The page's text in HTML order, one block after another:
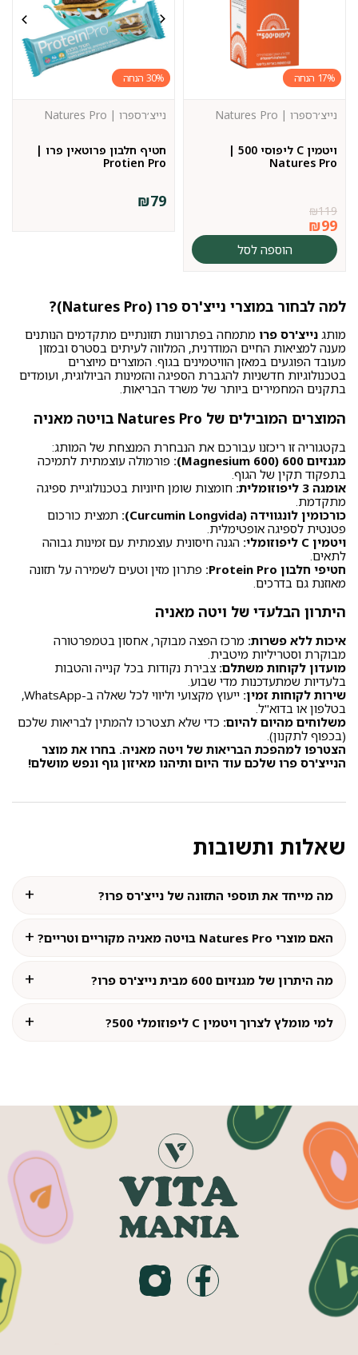
17%
ויטמין C ליפוסי 500 |
Natures Pro
נייצ׳רספרו | Natures Pro
₪119
₪99
הוספה לסל
30%
חטיף חלבון פרוטאין פרו |
Protien Pro
נייצ׳רספרו | Natures Pro
₪79
למה לבחור במוצרי נייצ'רס פרו (Natures Pro)?
מותג נייצ'רס פרו מתמחה בפתרונות תזונתיים מתקדמים הנותנים
מענה למציאות החיים המודרנית, המלווה לעיתים בסטרס ובמזון
מעובד הפוגעים במאזן הוויטמינים בגוף. המוצרים מיוצרים
בטכנולוגיות חדשניות להגברת הספיגה והזמינות הביולוגית, ועומדים
בתקנים המחמירים ביותר של משרד הבריאות.
המוצרים המובילים של Natures Pro בויטה מאניה
בקטגוריה זו ריכזנו עבורכם את הנבחרת המנצחת של המותג:
מגנזיום 600 (Magnesium 600):
פורמולה עוצמתית לתמיכה
בתפקוד תקין של הגוף.
אומגה 3 ליפוזומלית:
חומצות שומן חיוניות בטכנולוגיית ספיגה
מתקדמת.
כורכומין לונגווידה (Curcumin Longvida):
תמצית כורכום
פטנטית לספיגה אופטימלית.
ויטמין C ליפוזומלי:
הגנה חיסונית עוצמתית עם זמינות גבוהה
לתאים.
חטיפי חלבון Protein Pro:
פתרון מזין וטעים לשמירה על תזונה
מאוזנת גם בדרכים.
היתרון הבלעדי של ויטה מאניה
איכות ללא פשרות: מרכז הפצה מבוקר, אחסון בטמפרטורה
מבוקרת וסטריליות מיטבית.
מועדון לקוחות משתלם: צבירת נקודות בכל קנייה והטבות
בלעדיות שמתעדכנות מדי שבוע.
שירות לקוחות זמין:
ייעוץ מקצועי וליווי לכל שאלה ב-WhatsApp,
בטלפון או בדוא"ל.
משלוחים מהיום להיום: כדי שלא תצטרכו להמתין לבריאות שלכם
(בכפוף לתקנון).
הצטרפו למהפכת הבריאות של ויטה מאניה. בחרו את מוצר
הנייצ'רס פרו שלכם עוד היום ותיהנו מאיזון גוף ונפש מושלם!
שאלות ותשובות
מה מייחד את תוספי התזונה של נייצ'רס פרו?
האם מוצרי Natures Pro בויטה מאניה מקוריים וטריים?
מה היתרון של מגנזיום 600 מבית נייצ'רס פרו?
למי מומלץ לצרוך ויטמין C ליפוזומלי 500?